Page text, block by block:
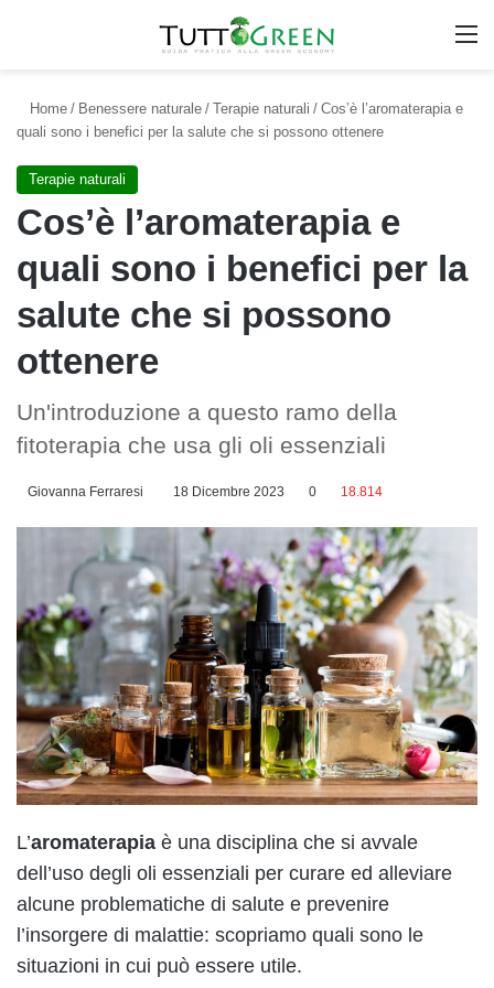
Home Benessere naturale / Terapie naturali / Cos’è l’aromaterapia e
quali sono i benefici per la salute che si possono ottenere
Terapie naturali
Cos’è l’aromaterapia e
quali sono i benefici per la
salute che si possono
ottenere
Un'introduzione a questo ramo della
fitoterapia che usa gli oli essenziali
Giovanna Ferraresi 18 Dicembre 2023 18.814
L’aromaterapia è una disciplina che si avvale
dell’uso degli oli essenziali per curare ed alleviare
alcune problematiche di salute e prevenire
l’insorgere di malattie: scopriamo quali sono le
situazioni in cui può essere utile.